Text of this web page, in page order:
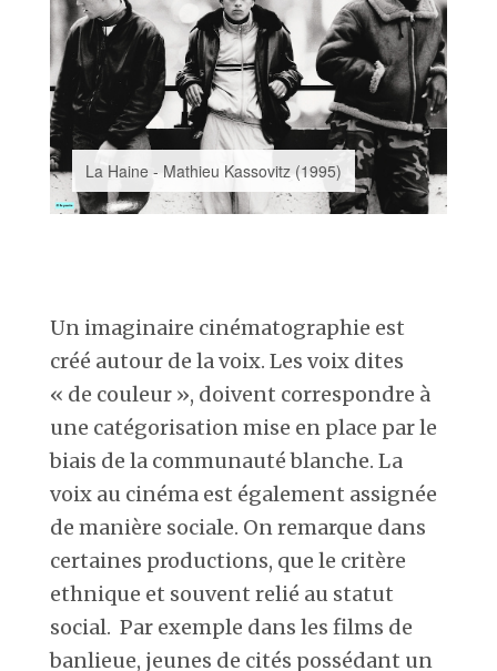
La Haine - Mathieu Kassovitz (1995)
Un imaginaire cinématographie est
créé autour de la voix. Les voix dites
« de couleur », doivent correspondre à
une catégorisation mise en place par le
biais de la communauté blanche. La
voix au cinéma est également assignée
de manière sociale. On remarque dans
certaines productions, que le critère
ethnique et souvent relié au statut
social. Par exemple dans les films de
banlieue, jeunes de cités possédant un